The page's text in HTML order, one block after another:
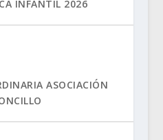
INFANTIL 2026
ASOCIACIÓN